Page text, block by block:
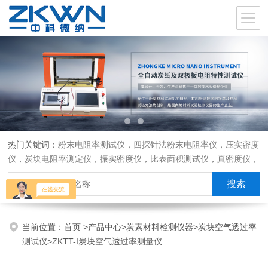
热门关键词：粉末电阻率测试仪，四探针法粉末电阻率仪，压实密度
仪，炭块电阻率测定仪，振实密度仪，比表面积测试仪，真密度仪，
炭块热膨胀仪，炭块透气率仪，炭块二氧化碳反应测定仪
当前位置：首页>产品中心>炭素材料检测仪器>炭块空气透过率
测试仪>ZKTT-I炭块空气透过率测量仪